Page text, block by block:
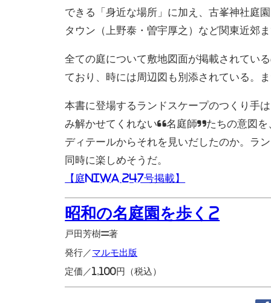
できる「身近な場所」に加え、古峯神社庭
タウン（上野泰・曽宇厚之）など関東近郊
全ての庭について敷地図面が掲載されてい
ており、時には周辺図も別添されている。
本書に登場するランドスケープのつくり手
み解かせてくれない“名庭師”たちの意図を
ディテールからそれを見いだしたのか。ラ
同時に楽しめそうだ。
【庭NIWA 247号掲載】
昭和の名庭園を歩く2
戸田芳樹=著
発行／ マルモ出版
定価／1,100円（税込）